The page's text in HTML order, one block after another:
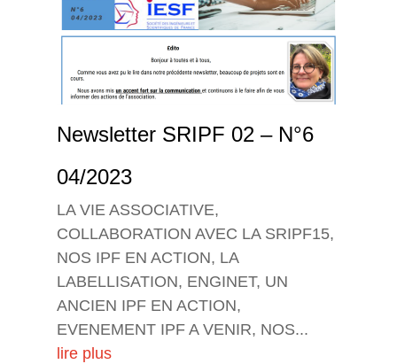
Newsletter SRIPF 02 – N°6
04/2023
LA VIE ASSOCIATIVE,
COLLABORATION AVEC LA SRIPF15,
NOS IPF EN ACTION, LA
LABELLISATION, ENGINET, UN
ANCIEN IPF EN ACTION,
EVENEMENT IPF A VENIR, NOS...
lire plus